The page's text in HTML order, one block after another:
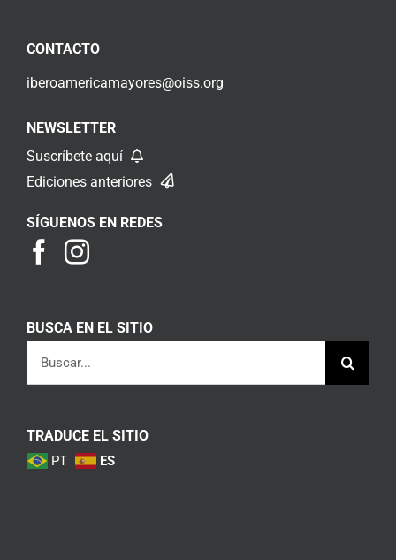
CONTACTO
iberoamericamayores@oiss.org
NEWSLETTER
Suscríbete aquí
Ediciones anteriores
SÍGUENOS EN REDES
BUSCA EN EL SITIO
TRADUCE EL SITIO
PT ES